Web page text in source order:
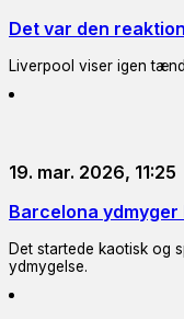
Det var den
Liverpool viser igen
19. mar. 2026, 11:25
Barcelona ydmyger
Det startede kaotisk og
ydmygelse.